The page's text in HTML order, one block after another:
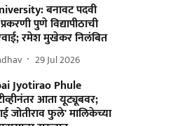
बनावट पदवी
पुणे विद्यापीठाची
रमेश मुखेकर निलंबित
29 Jul 2026
Jyotirao Phule
आता यूट्यूबवर;
जोतीराव फुले' मालिकेच्या